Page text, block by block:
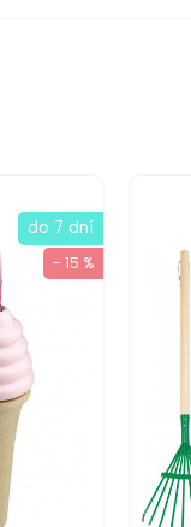
do 7 dní
- 15 %